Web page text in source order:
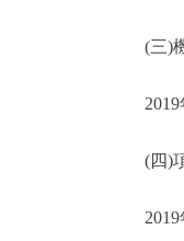
(三)機
2019年
(四)項
2019年